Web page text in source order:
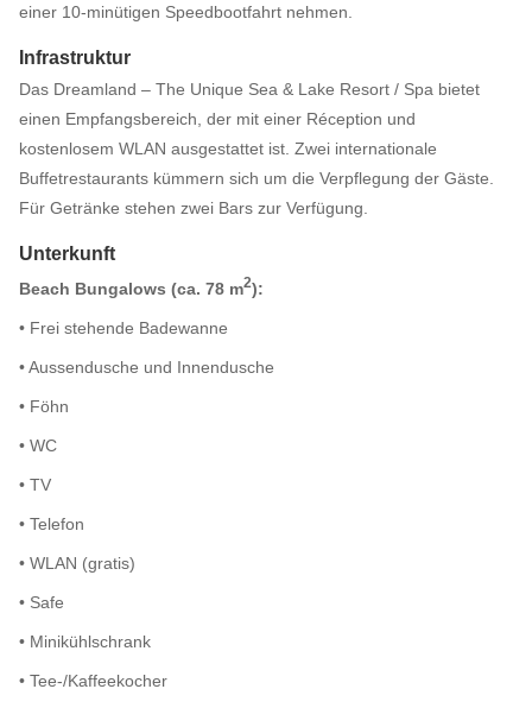
einer 10-minütigen Speedbootfahrt nehmen.
Infrastruktur
Das Dreamland – The Unique Sea & Lake Resort / Spa bietet
einen Empfangsbereich, der mit einer Réception und
kostenlosem WLAN ausgestattet ist. Zwei internationale
Buffetrestaurants kümmern sich um die Verpflegung der Gäste.
Für Getränke stehen zwei Bars zur Verfügung.
Unterkunft
Beach Bungalows (ca. 78 m2):
• Frei stehende Badewanne
• Aussendusche und Innendusche
• Föhn
• WC
• TV
• Telefon
• WLAN (gratis)
• Safe
• Minikühlschrank
• Tee-/Kaffeekocher